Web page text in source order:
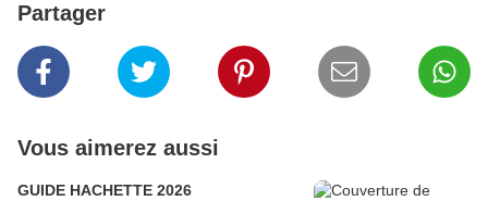
Partager
Vous aimerez aussi
GUIDE HACHETTE 2026